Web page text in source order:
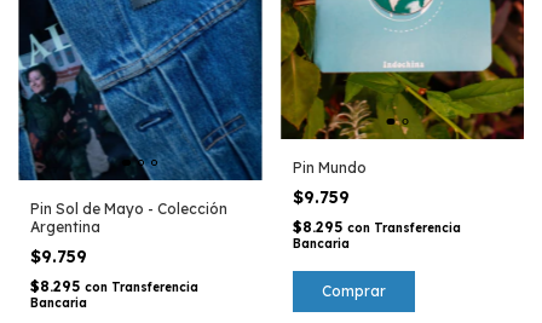
Pin Sol de Mayo - Colección
Argentina
$9.759
$8.295 con Transferencia
Bancaria
Pin Mundo
$9.759
$8.295 con Transferencia
Bancaria